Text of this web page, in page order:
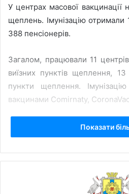
У центрах масової вакцинації
щеплень. Імунізацію отримали
388 пенсіонерів.
Загалом, працювали 11
виїзних пунктів щеплення,
пункти щеплення.
вакцинами Comirnaty,
Показати